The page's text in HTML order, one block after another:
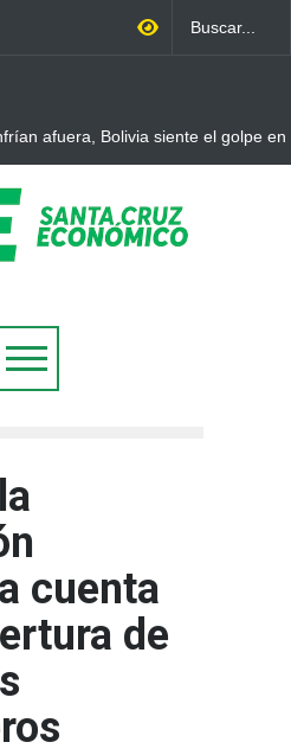
afuera, Bolivia siente el golpe en
cuenta
de